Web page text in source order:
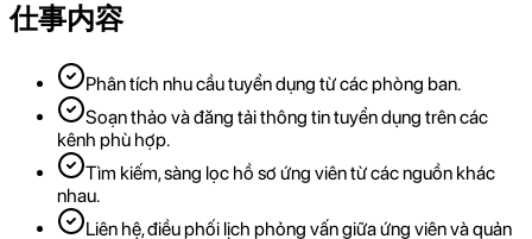
仕事内容
Phân tích nhu cầu tuyển dụng từ các phòng ban.
Soạn thảo và đăng tải thông tin tuyển dụng trên các
kênh phù hợp.
Tìm kiếm, sàng lọc hồ sơ ứng viên từ các nguồn khác
nhau.
Liên hệ, điều phối lịch phỏng vấn giữa ứng viên và quản